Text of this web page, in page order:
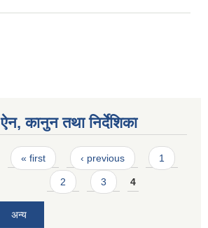
ऐन, कानुन तथा निर्देशिका
Pages
« first ‹ previous 1
2 3 4
अन्य